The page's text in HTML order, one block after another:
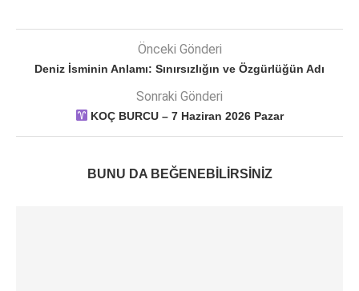
Önceki Gönderi
Deniz İsminin Anlamı: Sınırsızlığın ve Özgürlüğün Adı
Sonraki Gönderi
KOÇ BURCU – 7 Haziran 2026 Pazar
BUNU DA BEĞENEBILIRSINIZ